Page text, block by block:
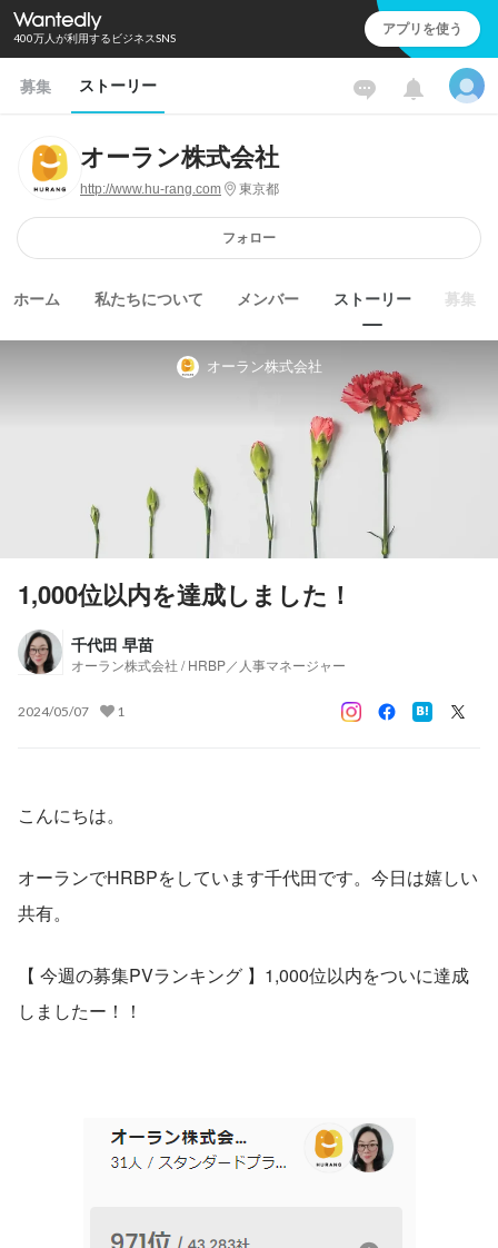
400万人が利用するビジネスSNS アプリを使う
募集 ストーリー
オーラン株式会社
http://www.hu-rang.com 東京都
フォロー
ホーム 私たちについて メンバー ストーリー 募集
オーラン株式会社
1,000位以内を達成しました！
千代田 早苗
オーラン株式会社 / HRBP／人事マネージャー
2024/05/07 1
こんにちは。
オーランでHRBPをしています千代田です。今日は嬉しい
共有。
【 今週の募集PVランキング 】1,000位以内をついに達成
しましたー！！